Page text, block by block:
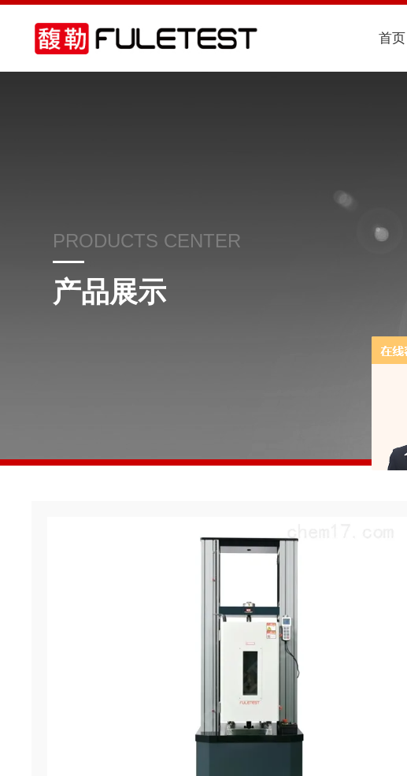
首页
PRODUCTS CENTER
产品展示